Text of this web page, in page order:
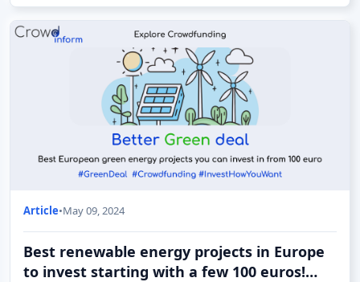
Article•May 09, 2024
Best renewable energy projects in Europe
to invest starting with a few 100 euros!